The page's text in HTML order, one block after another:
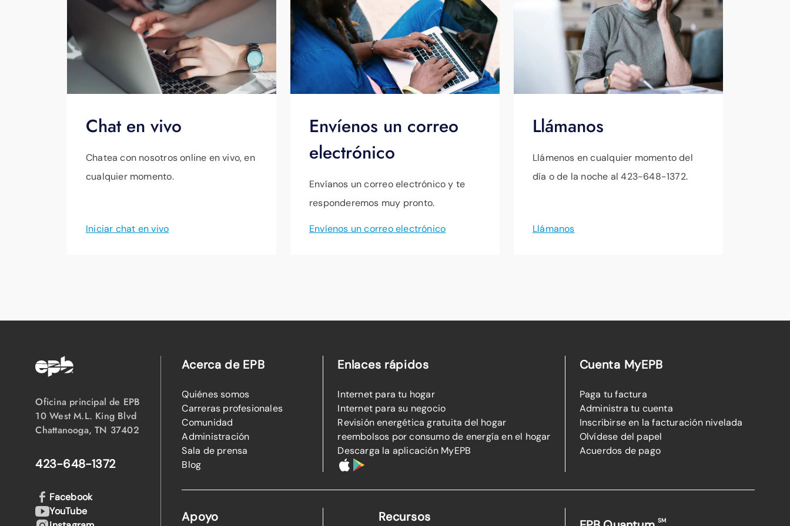
Chat en vivo
Chatea con nosotros online en vivo, en
cualquier momento.
Iniciar chat en vivo
Envíenos un correo
electrónico
Envíanos un correo electrónico y te
responderemos muy pronto.
Envíenos un correo electrónico
Llámanos
Llámenos en cualquier momento del
día o de la noche al 423-648-1372.
Llámanos
Oficina principal de EPB
10 West M.L. King Blvd
Chattanooga, TN 37402
423-648-1372
Acerca de EPB
Quiénes somos
Carreras profesionales
Comunidad
Administración
Sala de prensa
Blog
Enlaces rápidos
Internet para tu hogar
Internet para su negocio
Revisión energética gratuita del hogar
reembolsos por consumo de energía en el hogar
Descarga la aplicación MyEPB
Cuenta MyEPB
Paga tu factura
Administra tu cuenta
Inscribirse en la facturación nivelada
Olvídese del papel
Acuerdos de pago
Apoyo Recursos SM
Facebook
YouTube